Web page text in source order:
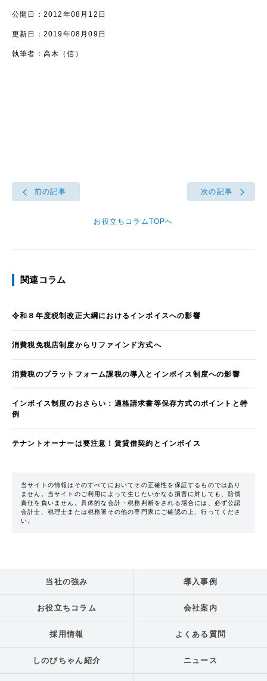
公開日：2012年08月12日
更新日：2019年08月09日
執筆者：高木（信）
前の記事
お役立ちコラムTOPへ
次の記事
関連コラム
令和８年度税制改正大綱におけるインボイスへの影響
消費税免税店制度からリファインド方式へ
消費税のプラットフォーム課税の導入とインボイス制度への影響
インボイス制度のおさらい：適格請求書等保存方式のポイントと特
例
テナントオーナーは要注意！賃貸借契約とインボイス
当サイトの情報はそのすべてにおいてその正確性を保証するものではあり
ません。当サイトのご利用によって生じたいかなる損害に対しても、賠償
責任を負いません。具体的な会計・税務判断をされる場合には、必ず公認
会計士、税理士または税務署その他の専門家にご確認の上、行ってくださ
い。
当社の強み 導入事例
お役立ちコラム 会社案内
採用情報 よくある質問
しのびちゃん紹介 ニュース